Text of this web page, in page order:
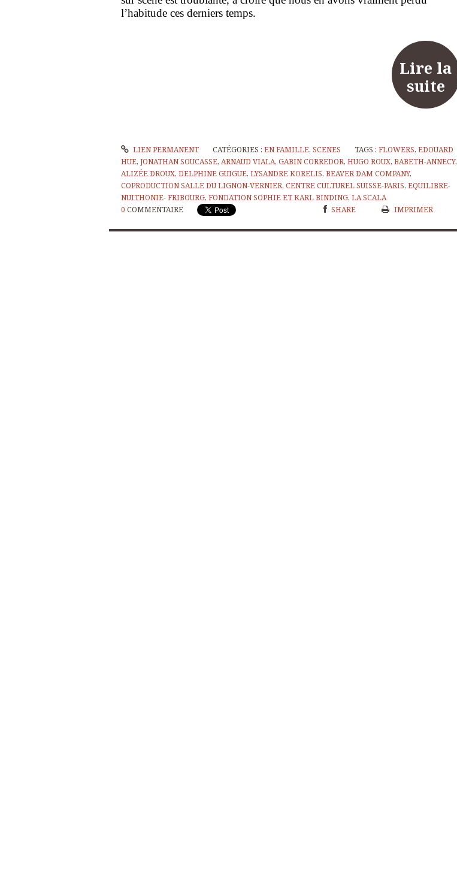
l’habitude ces derniers temps.
Lire la
suite
LIEN PERMANENT CATÉGORIES :EN FAMILLE,SCENES TAGS :FLOWERS,EDOUARD
HUE, JONATHAN SOUCASSE, ARNAUD VIALA, GABIN CORREDOR, HUGO ROUX, BABETH-ANNECY,
ALIZÉE DROUX, DELPHINE GUIGUE, LYSANDRE KORELIS, BEAVER DAM COMPANY,
COPRODUCTION SALLE DU LIGNON-VERNIER, CENTRE CULTUREL SUISSE-PARIS, EQUILIBRE-
NUITHONIE- FRIBOURG, FONDATION SOPHIE ET KARL BINDING, LA SCALA
0 COMMENTAIRE SHARE IMPRIMER